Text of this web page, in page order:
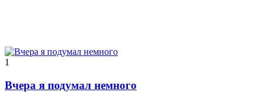
1
Вчера я подумал немного